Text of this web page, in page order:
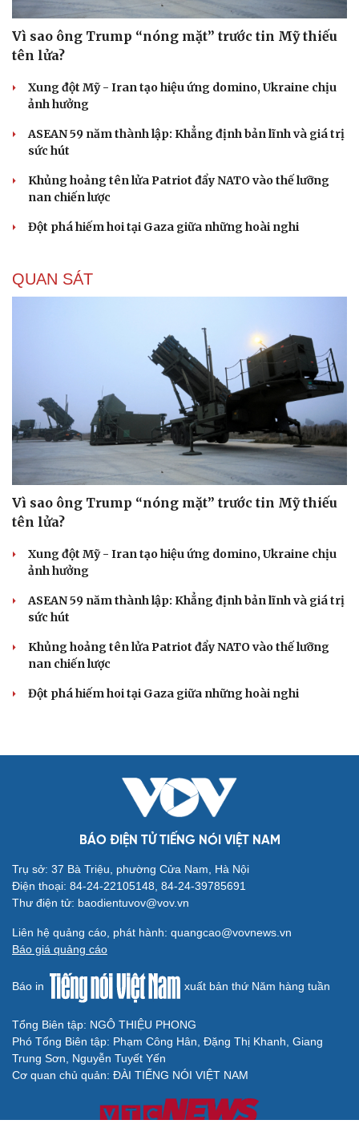
Vì sao ông Trump “nóng mặt” trước tin Mỹ thiếu
tên lửa?
Xung đột Mỹ - Iran tạo hiệu ứng domino, Ukraine chịu
ảnh hưởng
ASEAN 59 năm thành lập: Khẳng định bản lĩnh và giá trị
sức hút
Khủng hoảng tên lửa Patriot đẩy NATO vào thế lưỡng
nan chiến lược
Đột phá hiếm hoi tại Gaza giữa những hoài nghi
QUAN SÁT
Vì sao ông Trump “nóng mặt” trước tin Mỹ thiếu
tên lửa?
Xung đột Mỹ - Iran tạo hiệu ứng domino, Ukraine chịu
ảnh hưởng
ASEAN 59 năm thành lập: Khẳng định bản lĩnh và giá trị
sức hút
Khủng hoảng tên lửa Patriot đẩy NATO vào thế lưỡng
nan chiến lược
Đột phá hiếm hoi tại Gaza giữa những hoài nghi
BÁO ĐIỆN TỬ TIẾNG NÓI VIỆT NAM
Trụ sở: 37 Bà Triệu, phường Cửa Nam, Hà Nội
Điện thoại: 84-24-22105148, 84-24-39785691
Thư điện tử: baodientuvov@vov.vn
Liên hệ quảng cáo, phát hành: quangcao@vovnews.vn
Báo giá quảng cáo
Báo in xuất bản thứ Năm hàng tuần
Tổng Biên tập: NGÔ THIỆU PHONG
Phó Tổng Biên tập: Phạm Công Hân, Đặng Thị Khanh, Giang
Trung Sơn, Nguyễn Tuyết Yến
Cơ quan chủ quản: ĐÀI TIẾNG NÓI VIỆT NAM